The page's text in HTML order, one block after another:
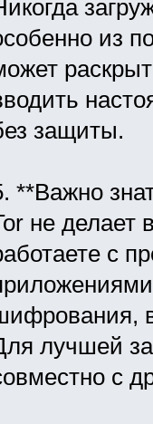
из
защиты.
**Важно
не
с
лучшей
с